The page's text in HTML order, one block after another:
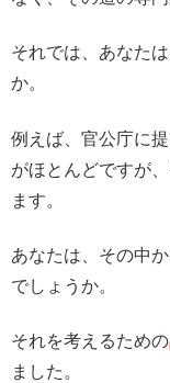
それでは、あなた
か。
例えば、官公庁に
がほとんどですが
ます。
あなたは、その中
でしょうか。
それを考えるための
ました。